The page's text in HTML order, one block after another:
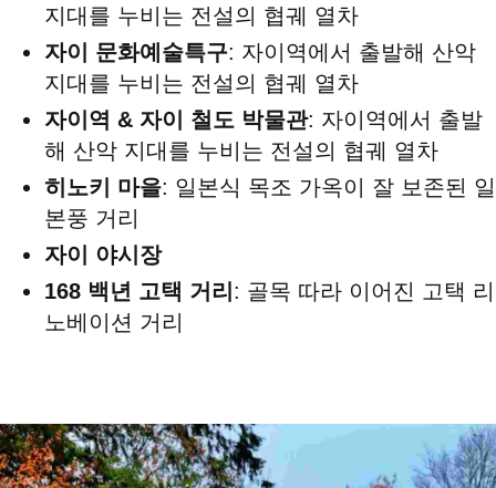
지대를 누비는 전설의 협궤 열차
자이 문화예술특구: 자이역에서 출발해 산악
지대를 누비는 전설의 협궤 열차
자이역 & 자이 철도 박물관: 자이역에서 출발
해 산악 지대를 누비는 전설의 협궤 열차
히노키 마을: 일본식 목조 가옥이 잘 보존된 일
본풍 거리
자이 야시장
168 백년 고택 거리 : 골목 따라 이어진 고택 리
노베이션 거리